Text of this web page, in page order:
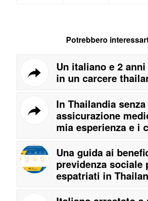
Potrebbero
Un italiano e 2
in un carcere
In Thailandia senza
assicurazione
mia esperienza e i
Una guida ai
previdenza sociale
espatriati in